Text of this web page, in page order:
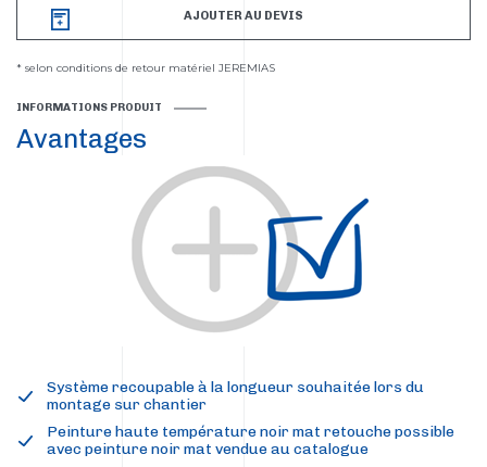
AJOUTER AU DEVIS
* selon conditions de retour matériel JEREMIAS
INFORMATIONS PRODUIT
Avantages
Système recoupable à la longueur souhaitée lors du
montage sur chantier
Peinture haute température noir mat retouche possible
avec peinture noir mat vendue au catalogue